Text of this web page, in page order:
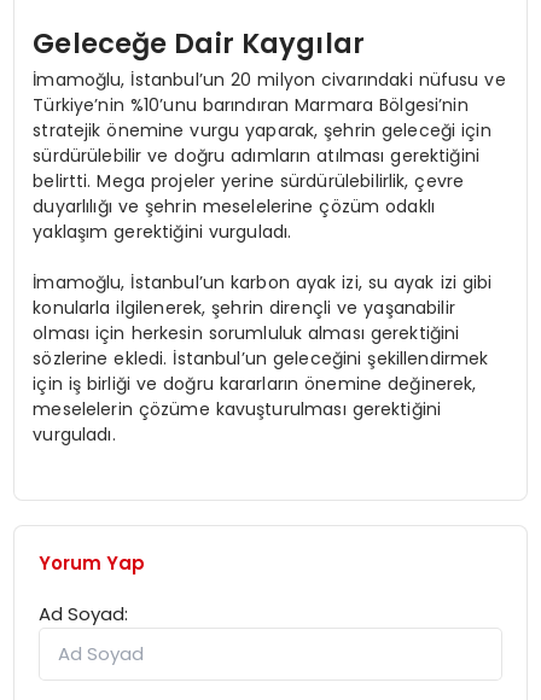
Geleceğe Dair Kaygılar
İmamoğlu, İstanbul’un 20 milyon civarındaki nüfusu ve
Türkiye’nin %10’unu barındıran Marmara Bölgesi’nin
stratejik önemine vurgu yaparak, şehrin geleceği için
sürdürülebilir ve doğru adımların atılması gerektiğini
belirtti. Mega projeler yerine sürdürülebilirlik, çevre
duyarlılığı ve şehrin meselelerine çözüm odaklı
yaklaşım gerektiğini vurguladı.
İmamoğlu, İstanbul’un karbon ayak izi, su ayak izi gibi
konularla ilgilenerek, şehrin dirençli ve yaşanabilir
olması için herkesin sorumluluk alması gerektiğini
sözlerine ekledi. İstanbul’un geleceğini şekillendirmek
için iş birliği ve doğru kararların önemine değinerek,
meselelerin çözüme kavuşturulması gerektiğini
vurguladı.
Yorum Yap
Ad Soyad: